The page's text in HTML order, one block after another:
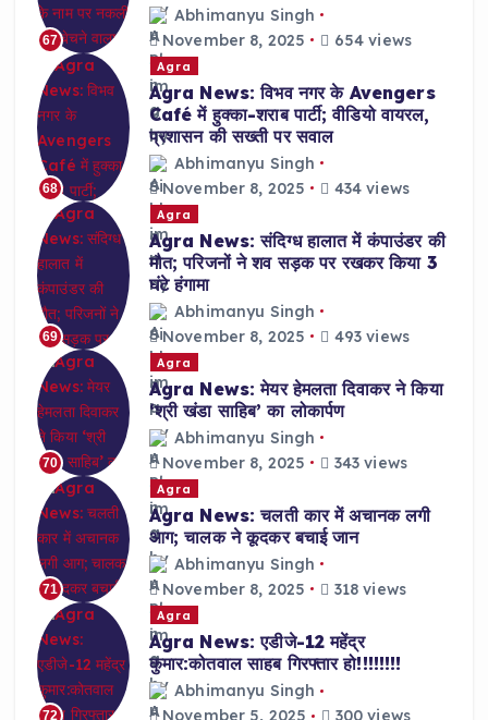
67
Abhimanyu Singh
November 8, 2025
654 views
68
Agra
Agra News: विभव नगर के Avengers
Café में हुक्का-शराब पार्टी; वीडियो वायरल,
प्रशासन की सख्ती पर सवाल
Abhimanyu Singh
November 8, 2025
434 views
69
Agra
Agra News: संदिग्ध हालात में कंपाउंडर की
मौत; परिजनों ने शव सड़क पर रखकर किया 3
घंटे हंगामा
Abhimanyu Singh
November 8, 2025
493 views
70
Agra
Agra News: मेयर हेमलता दिवाकर ने किया
‘श्री खंडा साहिब’ का लोकार्पण
Abhimanyu Singh
November 8, 2025
343 views
71
Agra
Agra News: चलती कार में अचानक लगी
आग; चालक ने कूदकर बचाई जान
Abhimanyu Singh
November 8, 2025
318 views
72
Agra
Agra News: एडीजे-12 महेंद्र
कुमार:कोतवाल साहब गिरफ्तार हो!!!!!!!!
Abhimanyu Singh
November 5, 2025
300 views